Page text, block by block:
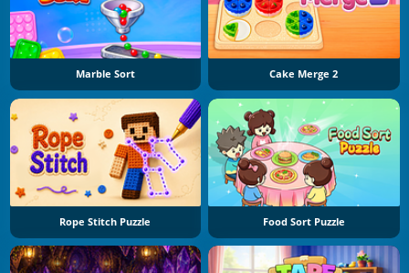
Marble Sort Cake Merge 2
Rope Stitch Puzzle Food Sort Puzzle